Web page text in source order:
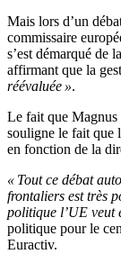
Mais lors d’un
commissaire
s’est démarqué de
affirmant que la
réévaluée ».
Le fait que Magnus
souligne le fait que
en fonction de la
« Tout ce débat
frontaliers est très
politique l’UE veut
politique pour le
Euractiv.